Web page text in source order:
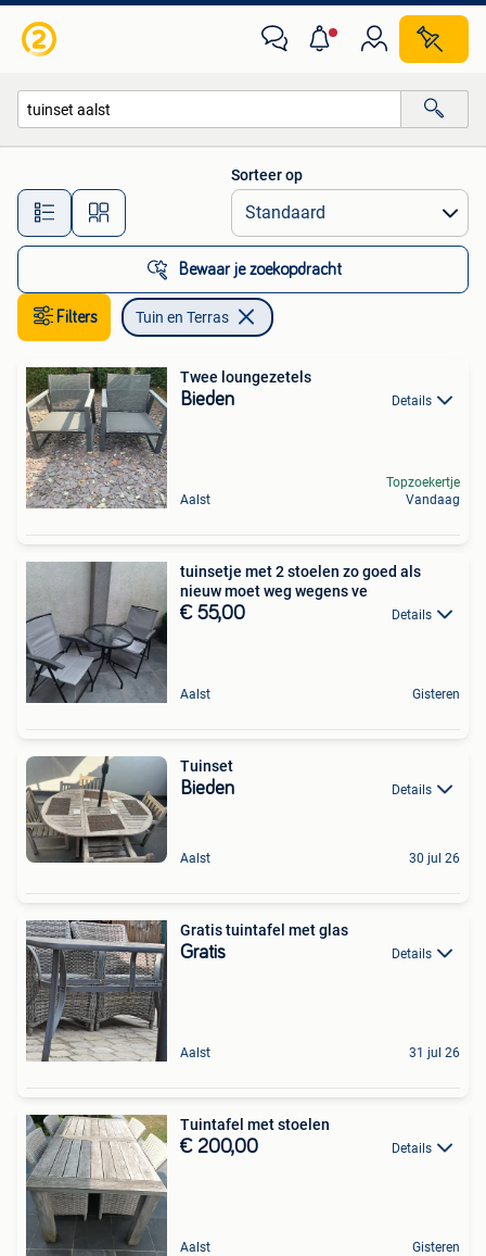
Alle afstanden…
Sorteer op
Bewaar je zoekopdracht
Filters Tuin en Terras
Twee loungezetels
Bieden Details
Aalst
Topzoekertje
Vandaag
tuinsetje met 2 stoelen zo goed als
nieuw moet weg wegens ve
€ 55,00 Details
Aalst Gisteren
Tuinset
Bieden Details
Aalst 30 jul 26
Gratis tuintafel met glas
Gratis Details
Aalst 31 jul 26
Tuintafel met stoelen
€ 200,00 Details
Aalst Gisteren